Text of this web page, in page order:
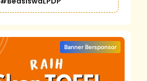
Banner Bersponsor